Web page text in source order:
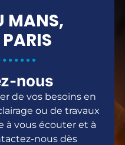
MANS,
PARIS
nous
de vos besoins en
ou de travaux
à vous écouter et à
nous dès